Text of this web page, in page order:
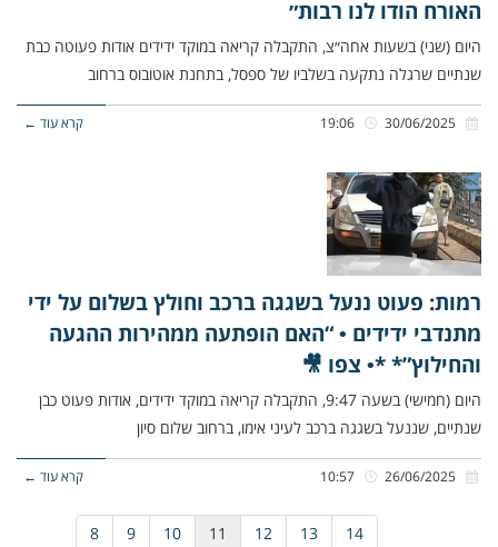
האורח הודו לנו רבות״
היום (שני) בשעות אחה״צ, התקבלה קריאה במוקד ידידים אודות פעוטה כבת
שנתיים שרגלה נתקעה בשלביו של ספסל, בתחנת אוטובוס ברחוב
קרא עוד ←
רמות: פעוט ננעל בשגגה ברכב וחולץ בשלום על ידי
מתנדבי ידידים • “האם הופתעה ממהירות ההגעה
והחילוץ”* *• צפו 🎥
היום (חמישי) בשעה 9:47, התקבלה קריאה במוקד ידידים, אודות פעוט כבן
שנתיים, שננעל בשגגה ברכב לעיני אימו, ברחוב שלום סיון
קרא עוד ←
8 9 10 11 12 13 14